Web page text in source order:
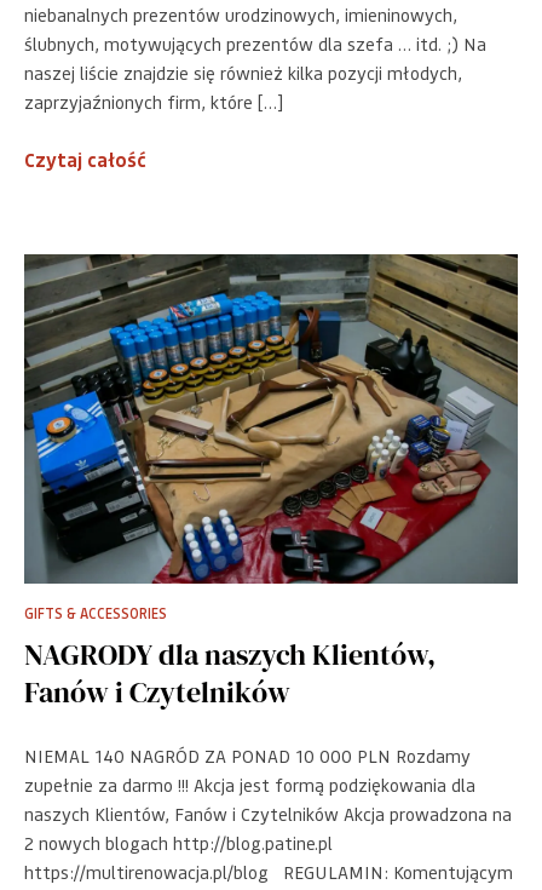
niebanalnych prezentów urodzinowych, imieninowych,
ślubnych, motywujących prezentów dla szefa … itd. ;) Na
naszej liście znajdzie się również kilka pozycji młodych,
zaprzyjaźnionych firm, które […]
Czytaj całość
GIFTS & ACCESSORIES
NAGRODY dla naszych Klientów,
Fanów i Czytelników
NIEMAL 140 NAGRÓD ZA PONAD 10 000 PLN Rozdamy
zupełnie za darmo !!! Akcja jest formą podziękowania dla
naszych Klientów, Fanów i Czytelników Akcja prowadzona na
2 nowych blogach http://blog.patine.pl
https://multirenowacja.pl/blog REGULAMIN: Komentującym